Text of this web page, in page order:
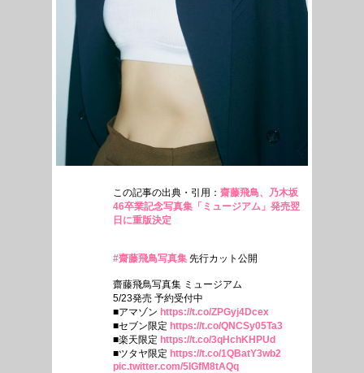
この記事の出典・引用： 齋藤飛鳥、乃木坂
46卒業記念写真集「ミュージアム」発売翌
日に重版決定
#齋藤飛鳥写真集 先行カット公開
齋藤飛鳥写真集 ミュージアム
5/23発売 予約受付中
■アマゾン https://t.co/ZPGyj4Dcex
■セブン限定 https://t.co/QNCSy05Ta3
■楽天限定 https://t.co/3qHchKHPUd
■ツタヤ限定 https://t.co/1QBatY3wb2
pic.twitter.com/5IGfM8tAQq